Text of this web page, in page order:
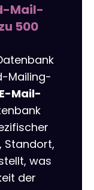
Mail-
500
Mailing-
Mail-
Standort,
was
der